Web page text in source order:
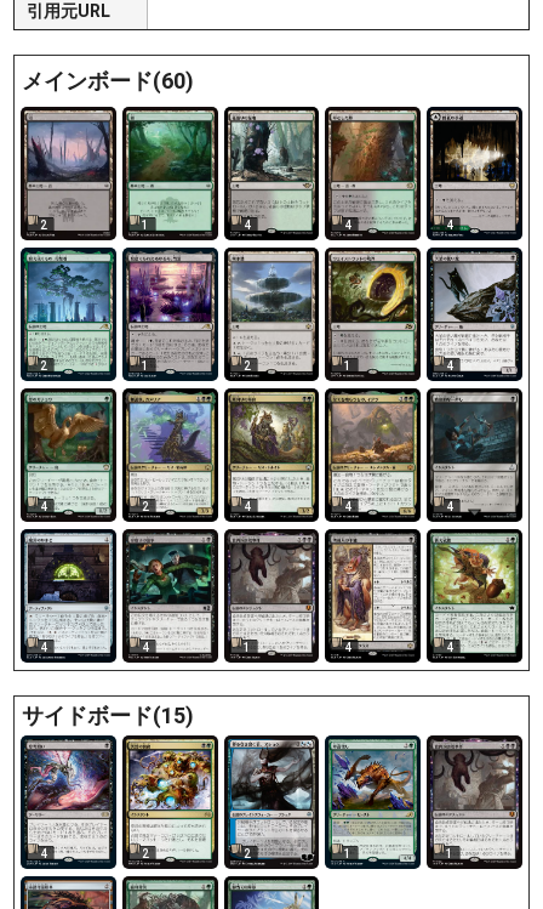
引用元URL
メインボード(60)
2 1 4 4 4
2 1 2 1 4
4 2 4 4 4
4 4 1 4 4
サイドボード(15)
4 2 2 1 1